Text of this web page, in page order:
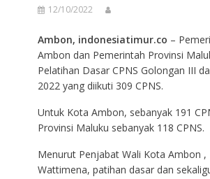
12/10/2022
Ambon, indonesiatimur.co –
Ambon dan Pemerintah Provinsi
Pelatihan Dasar CPNS Golongan III
2022 yang diikuti 309 CPNS.
Untuk Kota Ambon, sebanyak 191
Provinsi Maluku sebanyak 118 CPNS.
Menurut Penjabat Wali Kota Ambon
Wattimena, patihan dasar dan